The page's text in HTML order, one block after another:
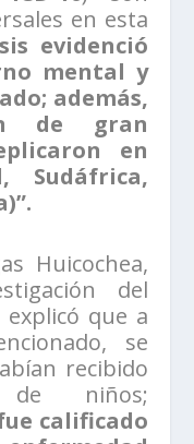
en esta
evidenció
mental y
además,
de gran
en
Sudáfrica,
Huicochea,
del
explicó que a
se
recibido
de niños;
calificado